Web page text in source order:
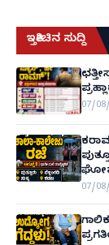
ಇತ್ತೀಚಿನ ಸುದ್ದಿ
07/
07/